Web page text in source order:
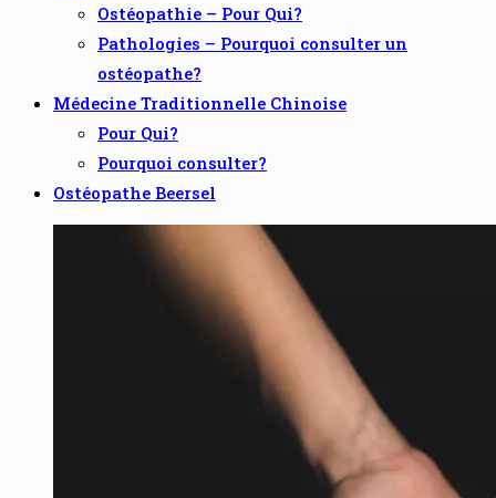
Ostéopathie – Pour Qui?
Pathologies – Pourquoi consulter un
ostéopathe?
Médecine Traditionnelle Chinoise
Pour Qui?
Pourquoi consulter?
Ostéopathe Beersel